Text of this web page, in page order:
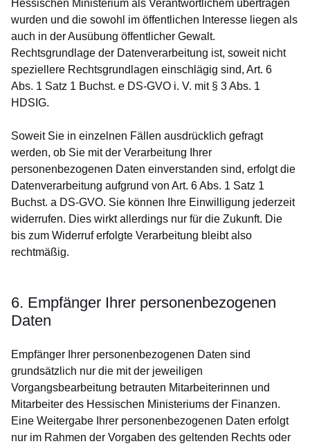
Hessischen Ministerium als Verantwortlichem übertragen
wurden und die sowohl im öffentlichen Interesse liegen als
auch in der Ausübung öffentlicher Gewalt.
Rechtsgrundlage der Datenverarbeitung ist, soweit nicht
speziellere Rechtsgrundlagen einschlägig sind, Art. 6
Abs. 1 Satz 1 Buchst. e DS-GVO i. V. mit § 3 Abs. 1
HDSIG.
Soweit Sie in einzelnen Fällen ausdrücklich gefragt
werden, ob Sie mit der Verarbeitung Ihrer
personenbezogenen Daten einverstanden sind, erfolgt die
Datenverarbeitung aufgrund von Art. 6 Abs. 1 Satz 1
Buchst. a DS-GVO. Sie können Ihre Einwilligung jederzeit
widerrufen. Dies wirkt allerdings nur für die Zukunft. Die
bis zum Widerruf erfolgte Verarbeitung bleibt also
rechtmäßig.
6. Empfänger Ihrer personenbezogenen
Daten
Empfänger Ihrer personenbezogenen Daten sind
grundsätzlich nur die mit der jeweiligen
Vorgangsbearbeitung betrauten Mitarbeiterinnen und
Mitarbeiter des Hessischen Ministeriums der Finanzen.
Eine Weitergabe Ihrer personenbezogenen Daten erfolgt
nur im Rahmen der Vorgaben des geltenden Rechts oder